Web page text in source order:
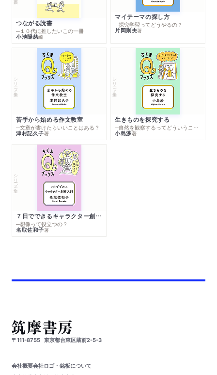
つながる読書
─１０代に推したいこの一冊
小池陽慈編
マイテーマの探し方
─探究学習ってどうやるの？
片岡則夫著
シリーズ・全集
苦手から始める作文教室
─文章が書けたらいいことはある？
津村記久子著
シリーズ・全集
生きものを探究する
─自然を観察するってどういうこと？
小島渉著
シリーズ・全集
７日でできるキャラクター創作入門
─想像って役立つの？
名取佐和子著
〒111-8755 東京都台東区蔵前2-5-3
会社概要会社ロゴ・銘板について